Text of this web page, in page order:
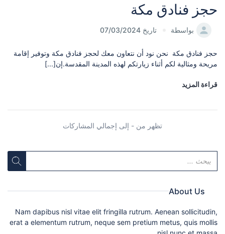
حجز فنادق مكة
بواسطة تاريخ 07/03/2024
حجز فنادق مكة نحن نود أن نتعاون معك لحجز فنادق مكة وتوفير إقامة
مريحة ومثالية لكم أثناء زيارتكم لهذه المدينة المقدسة.إن[...]
قراءة المزيد
تظهر من - إلى إجمالي المشاركات
About Us
Nam dapibus nisl vitae elit fringilla rutrum. Aenean sollicitudin,
erat a elementum rutrum, neque sem pretium metus, quis mollis